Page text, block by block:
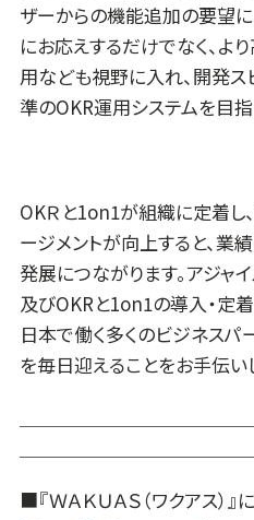
ザーからの機能追加の要望
にお応えするだけでなく、よ
用なども視野に入れ、開発
準のOKR運用システムを目指
OKＲと1on1が組織に定着し
ージメントが向上すると、業
発展につながります。アジャ
及びOKRと1on1の導入・定
日本で働く多くのビジネスパ
を毎日迎えることをお手伝い
■『ＷＡＫＵＡＳ（ワクアス）